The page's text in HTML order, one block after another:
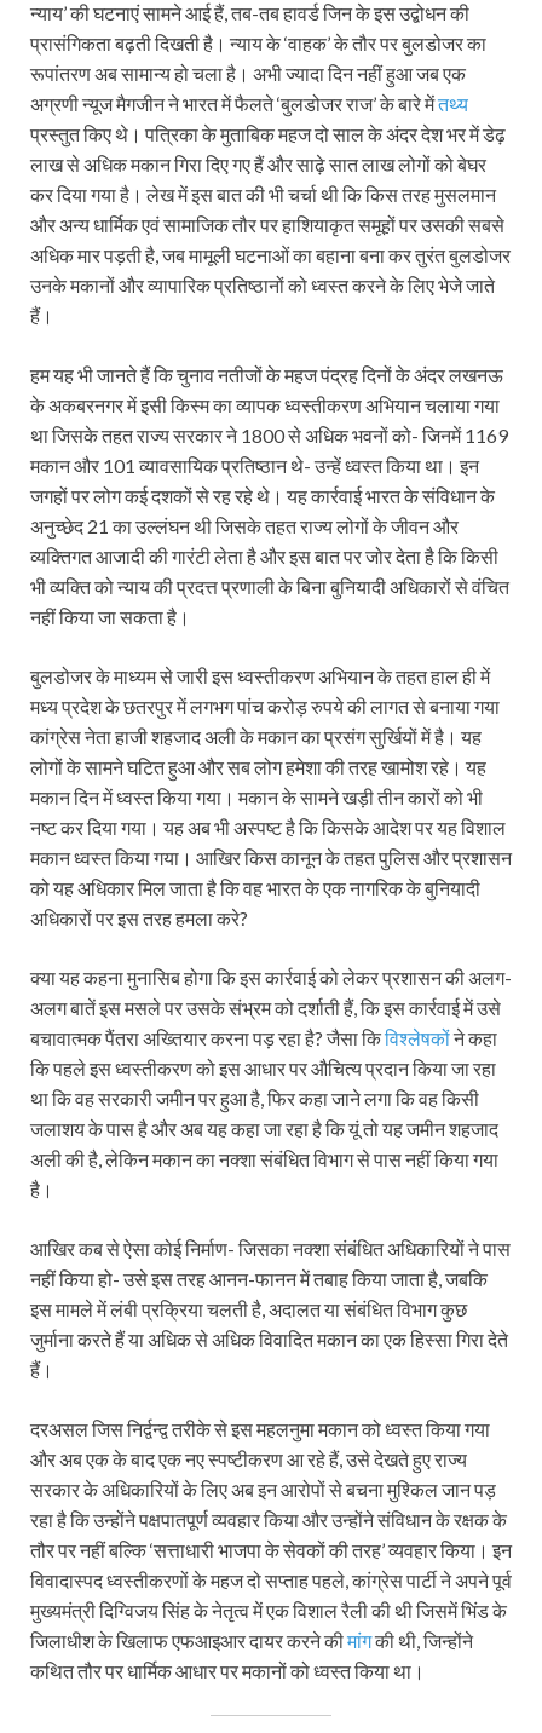
न्याय’ की घटनाएं सामने आई हैं, तब-तब हावर्ड जिन के इस उद्बोधन की
प्रासंगिकता बढ़ती दिखती है। न्याय के ‘वाहक’ के तौर पर बुलडोजर का
रूपांतरण अब सामान्य हो चला है। अभी ज्यादा दिन नहीं हुआ जब एक
अग्रणी न्यूज मैगजीन ने भारत में फैलते ‘बुलडोजर राज’ के बारे मेंतथ्य
प्रस्तुत किए थे। पत्रिका के मुताबिक महज दो साल के अंदर देश भर में डेढ़
लाख से अधिक मकान गिरा दिए गए हैं और साढ़े सात लाख लोगों को बेघर
कर दिया गया है। लेख में इस बात की भी चर्चा थी कि किस तरह मुसलमान
और अन्य धार्मिक एवं सामाजिक तौर पर हाशियाकृत समूहों पर उसकी सबसे
अधिक मार पड़ती है, जब मामूली घटनाओं का बहाना बना कर तुरंत बुलडोजर
उनके मकानों और व्यापारिक प्रतिष्ठानों को ध्वस्त करने के लिए भेजे जाते
हैं।
हम यह भी जानते हैं कि चुनाव नतीजों के महज पंद्रह दिनों के अंदर लखनऊ
के अकबरनगर में इसी किस्म का व्यापक ध्वस्तीकरण अभियान चलाया गया
था जिसके तहत राज्य सरकार ने 1800 से अधिक भवनों को- जिनमें 1169
मकान और 101 व्यावसायिक प्रतिष्ठान थे- उन्हें ध्वस्त किया था। इन
जगहों पर लोग कई दशकों से रह रहे थे। यह कार्रवाई भारत के संविधान के
अनुच्छेद 21 का उल्लंघन थी जिसके तहत राज्य लोगों के जीवन और
व्यक्तिगत आजादी की गारंटी लेता है और इस बात पर जोर देता है कि किसी
भी व्यक्ति को न्याय की प्रदत्त प्रणाली के बिना बुनियादी अधिकारों से वंचित
नहीं किया जा सकता है।
बुलडोजर के माध्यम से जारी इस ध्वस्तीकरण अभियान के तहत हाल ही में
मध्य प्रदेश के छतरपुर में लगभग पांच करोड़ रुपये की लागत से बनाया गया
कांग्रेस नेता हाजी शहजाद अली के मकान का प्रसंग सुर्खियों में है। यह
लोगों के सामने घटित हुआ और सब लोग हमेशा की तरह खामोश रहे। यह
मकान दिन में ध्वस्त किया गया। मकान के सामने खड़ी तीन कारों को भी
नष्ट कर दिया गया। यह अब भी अस्पष्ट है कि किसके आदेश पर यह विशाल
मकान ध्वस्त किया गया। आखिर किस कानून के तहत पुलिस और प्रशासन
को यह अधिकार मिल जाता है कि वह भारत के एक नागरिक के बुनियादी
अधिकारों पर इस तरह हमला करे?
क्या यह कहना मुनासिब होगा कि इस कार्रवाई को लेकर प्रशासन की अलग-
अलग बातें इस मसले पर उसके संभ्रम को दर्शाती हैं, कि इस कार्रवाई में उसे
बचावात्मक पैंतरा अख्तियार करना पड़ रहा है? जैसा किविश्लेषकोंने कहा
कि पहले इस ध्वस्तीकरण को इस आधार पर औचित्य प्रदान किया जा रहा
था कि वह सरकारी जमीन पर हुआ है, फिर कहा जाने लगा कि वह किसी
जलाशय के पास है और अब यह कहा जा रहा है कि यूं तो यह जमीन शहजाद
अली की है, लेकिन मकान का नक्शा संबंधित विभाग से पास नहीं किया गया
है।
आखिर कब से ऐसा कोई निर्माण- जिसका नक्शा संबंधित अधिकारियों ने पास
नहीं किया हो- उसे इस तरह आनन-फानन में तबाह किया जाता है, जबकि
इस मामले में लंबी प्रक्रिया चलती है, अदालत या संबंधित विभाग कुछ
जुर्माना करते हैं या अधिक से अधिक विवादित मकान का एक हिस्सा गिरा देते
हैं।
दरअसल जिस निर्द्वन्द्व तरीके से इस महलनुमा मकान को ध्वस्त किया गया
और अब एक के बाद एक नए स्पष्टीकरण आ रहे हैं, उसे देखते हुए राज्य
सरकार के अधिकारियों के लिए अब इन आरोपों से बचना मुश्किल जान पड़
रहा है कि उन्होंने पक्षपातपूर्ण व्यवहार किया और उन्होंने संविधान के रक्षक के
तौर पर नहीं बल्कि ‘सत्ताधारी भाजपा के सेवकों की तरह’ व्यवहार किया। इन
विवादास्पद ध्वस्तीकरणों के महज दो सप्ताह पहले, कांग्रेस पार्टी ने अपने पूर्व
मुख्यमंत्री दिग्विजय सिंह के नेतृत्व में एक विशाल रैली की थी जिसमें भिंड के
जिलाधीश के खिलाफ एफआइआर दायर करने कीमांगकी थी, जिन्होंने
कथित तौर पर धार्मिक आधार पर मकानों को ध्वस्त किया था।